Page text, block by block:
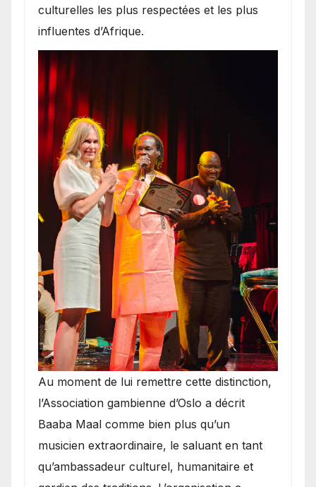
culturelles les plus respectées et les plus
influentes d’Afrique.
​Au moment de lui remettre cette distinction,
l’Association gambienne d’Oslo a décrit
Baaba Maal comme bien plus qu’un
musicien extraordinaire, le saluant en tant
qu’ambassadeur culturel, humanitaire et